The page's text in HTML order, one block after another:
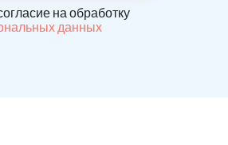
на обработку
данных